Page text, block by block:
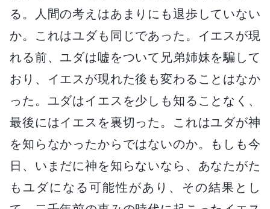
る。人間の考えはあまりにも退歩していない
か。これはユダも同じであった。イエスが現
れる前、ユダは嘘をついて兄弟姉妹を騙して
おり、イエスが現れた後も変わることはなか
った。ユダはイエスを少しも知ることなく、
最後にはイエスを裏切った。これはユダが神
を知らなかったからではないのか。もしも今
日、いまだに神を知らないなら、あなたがた
もユダになる可能性があり、その結果とし